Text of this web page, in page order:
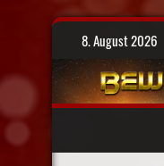
Skip
8. August 2026